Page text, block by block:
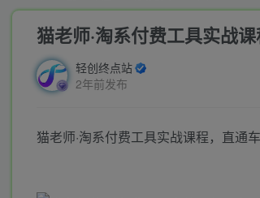
猫老师·淘系付费工具实战
轻创终点站
2年前发布
猫老师·淘系付费工具实战课程，直通